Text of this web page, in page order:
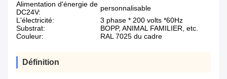
Alimentation d'énergie de
DC24V:
personnalisable
L'électricité:
3 phase * 200 volts *60Hz
Substrat:
BOPP, ANIMAL FAMILIER, etc.
Couleur:
RAL 7025 du cadre
Définition